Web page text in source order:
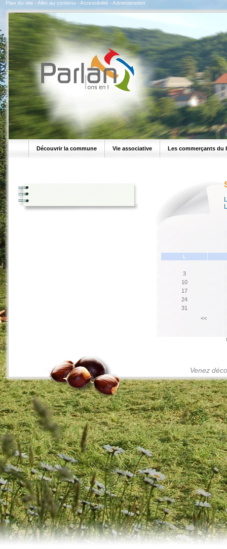
Plan du site -Aller au contenu -Accessibilité -Administration
Découvrir la commune Vie associative Les commerçants du
L
3
10
17
24
31
<<
Venez